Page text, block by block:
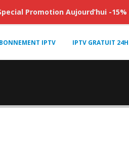
IPTV IPTV GRATUIT 24H
Promotion Aujourd’hui -15%